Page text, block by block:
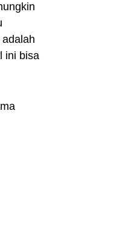
ini bisa